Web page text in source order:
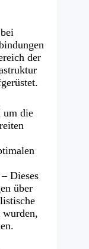
der
um die
Dieses
über